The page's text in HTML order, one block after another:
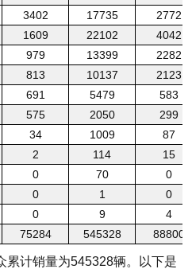
3402 17735
2772
1609 22102
4042
979 13399
2282
813 10137
2123
691 5479
583
575 2050
299
34 1009
87
2 114
15
0 70
0
0 1
0
0 9
4
75284 545328 88800
累计销量为545328辆。以下是